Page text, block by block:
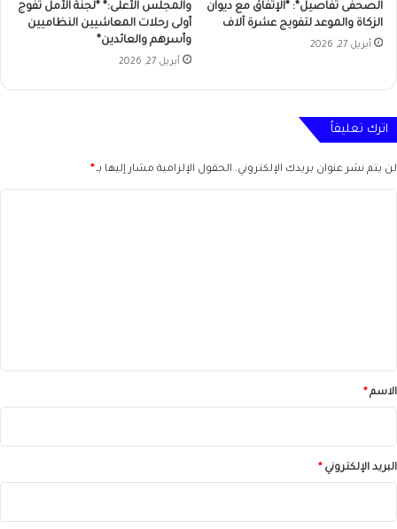
الصحفى تفاصيل*: *الإتفاق مع ديوان
الزكاة والموعد لتفويج عشرة آلاف
أبريل 27, 2026
والمجلس الأعلى:* *لجنة الأمل تفوج
أولى رحلات المعاشيين النظاميين
وأسرهم والعائدين*
أبريل 27, 2026
اترك تعليقاً
لن يتم نشر عنوان بريدك الإلكتروني. الحقول الإلزامية مشار إليها بـ *
*الاسم *
البريد الإلكتروني *